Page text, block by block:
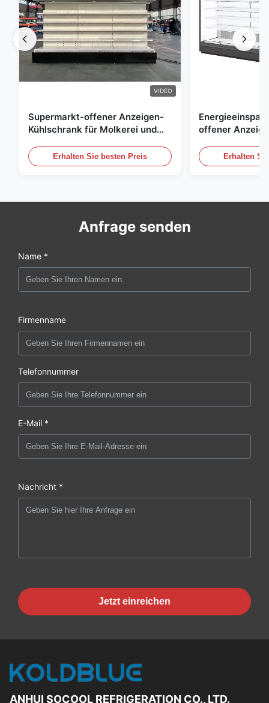
VIDEO
Supermarkt-offener Anzeigen-
Kühlschrank für Molkerei und
Erhalten Sie besten Preis
offener
Erhalten
Anfrage senden
Name *
Firmenname
Telefonnummer
E-Mail *
Nachricht *
Jetzt einreichen
ANHUI SOCOOL REFRIGERATION CO., LTD.